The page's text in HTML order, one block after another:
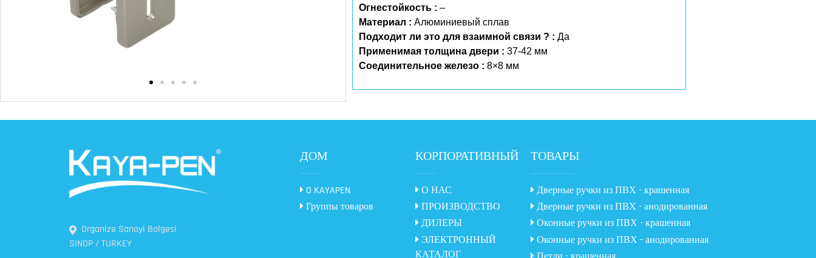
Огнестойкость : –
Материал : Алюминиевый сплав
Подходит ли это для взаимной связи ? : Да
Применимая толщина двери : 37-42 мм
Соединительное железо : 8×8 мм
Organize Sanayi Bolgesi
SINOP / TURKEY
ДОМ
O KAYAPEN
Группы товаров
КОРПОРАТИВНЫЙ
О НАС
ПРОИЗВОДСТВО
ДИЛЕРЫ
ЭЛЕКТРОННЫЙ
КАТАЛОГ
ТОВАРЫ
Дверные ручки из ПВХ - крашенная
Дверные ручки из ПВХ - анодированная
Оконные ручки из ПВХ - крашенная
Оконные ручки из ПВХ - анодированная